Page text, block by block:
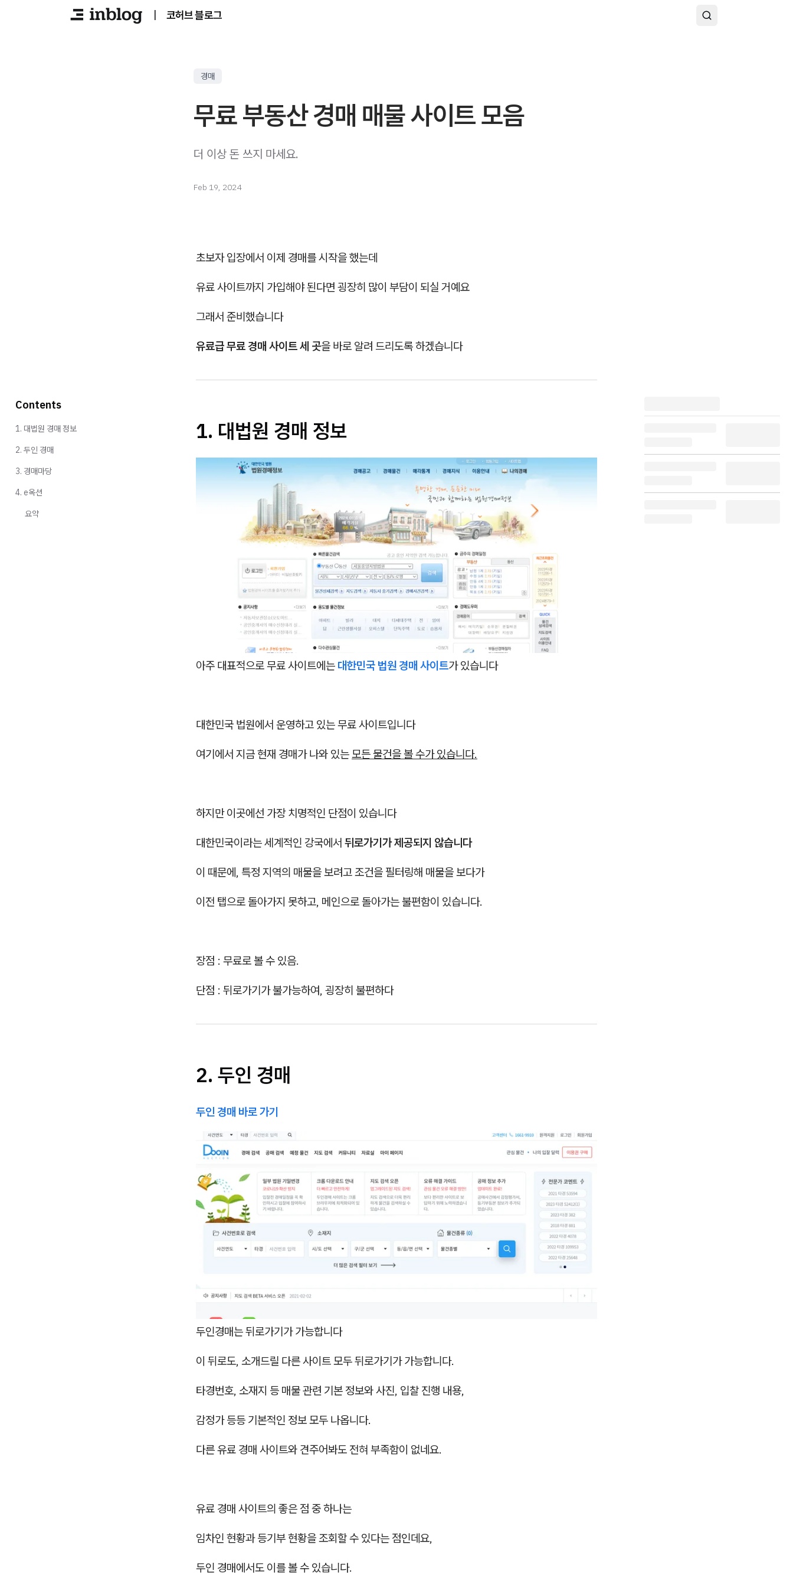
| 코허브 블로그
경매
무료 부동산 경매 매물 사이트 모음
더 이상 돈 쓰지 마세요.
Feb 19, 2024
초보자 입장에서 이제 경매를 시작을 했는데
유료 사이트까지 가입해야 된다면 굉장히 많이 부담이 되실 거예요
그래서 준비했습니다
유료급 무료 경매 사이트 세 곳을 바로 알려 드리도록 하겠습니다
1. 대법원 경매 정보
아주 대표적으로 무료 사이트에는 대한민국 법원 경매 사이트가 있습니다
대한민국 법원에서 운영하고 있는 무료 사이트입니다
여기에서 지금 현재 경매가 나와 있는모든 물건을 볼 수가 있습니다.
하지만 이곳에선 가장 치명적인 단점이 있습니다
대한민국이라는 세계적인 강국에서 뒤로가기가 제공되지 않습니다
이 때문에, 특정 지역의 매물을 보려고 조건을 필터링해 매물을 보다가
이전 탭으로 돌아가지 못하고, 메인으로 돌아가는 불편함이 있습니다.
장점 : 무료로 볼 수 있음.
단점 : 뒤로가기가 불가능하여, 굉장히 불편하다
2. 두인 경매
두인 경매 바로 가기
두인경매는 뒤로가기가 가능합니다
이 뒤로도, 소개드릴 다른 사이트 모두 뒤로가기가 가능합니다.
타경번호, 소재지 등 매물 관련 기본 정보와 사진, 입찰 진행 내용,
감정가 등등 기본적인 정보 모두 나옵니다.
다른 유료 경매 사이트와 견주어봐도 전혀 부족함이 없네요.
유료 경매 사이트의 좋은 점 중 하나는
임차인 현황과 등기부 현황을 조회할 수 있다는 점인데요,
두인 경매에서도 이를 볼 수 있습니다.
Contents
1. 대법원 경매 정보
2. 두인 경매
3. 경매마당
4. e옥션
요약